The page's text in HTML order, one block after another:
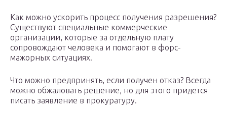
Как можно ускорить процесс получения разрешения?
Существуют специальные коммерческие
организации, которые за отдельную плату
сопровождают человека и помогают в форс-
мажорных ситуациях.
Что можно предпринять, если получен отказ? Всегда
можно обжаловать решение, но для этого придется
писать заявление в прокуратуру.